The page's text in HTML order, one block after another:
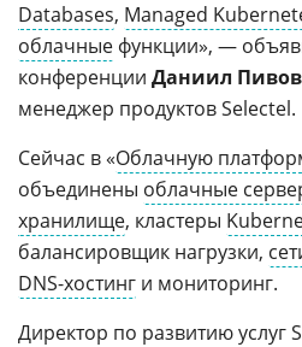
Databases, Managed
облачные функции», —
конференции Даниил
менеджер продуктов Selectel.
Сейчас в «Облачную
объединены облачные
хранилище, кластеры
балансировщик нагрузки,
DNS-хостинг и мониторинг.
Директор по развитию услуг